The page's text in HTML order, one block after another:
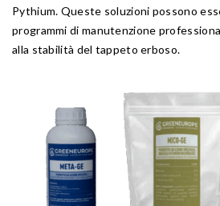
Pythium. Queste soluzioni possono
programmi di manutenzione
alla stabilità del tappeto erboso.